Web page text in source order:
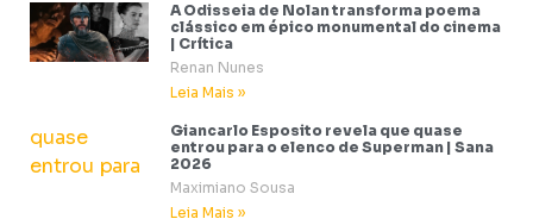
A Odisseia de Nolan transforma poema
clássico em épico monumental do cinema
| Crítica
Renan Nunes
Leia Mais »
Giancarlo Esposito revela que quase
entrou para o elenco de Superman | Sana
2026
Maximiano Sousa
Leia Mais »